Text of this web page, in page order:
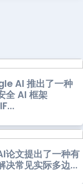
AI 推出了一种
全 AI 框架
论文提出了一种有
决常见实际多边...